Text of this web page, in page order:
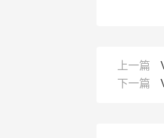
上一篇
下一篇